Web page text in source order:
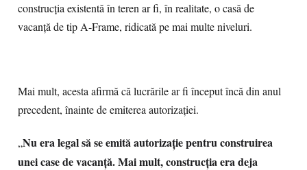
construcția existentă în teren ar fi, în realitate, o casă de
vacanță de tip A-Frame, ridicată pe mai multe niveluri.
Mai mult, acesta afirmă că lucrările ar fi început încă din anul
precedent, înainte de emiterea autorizației.
„Nu era legal să se emită autorizație pentru construirea
unei case de vacanță. Mai mult, construcția era deja